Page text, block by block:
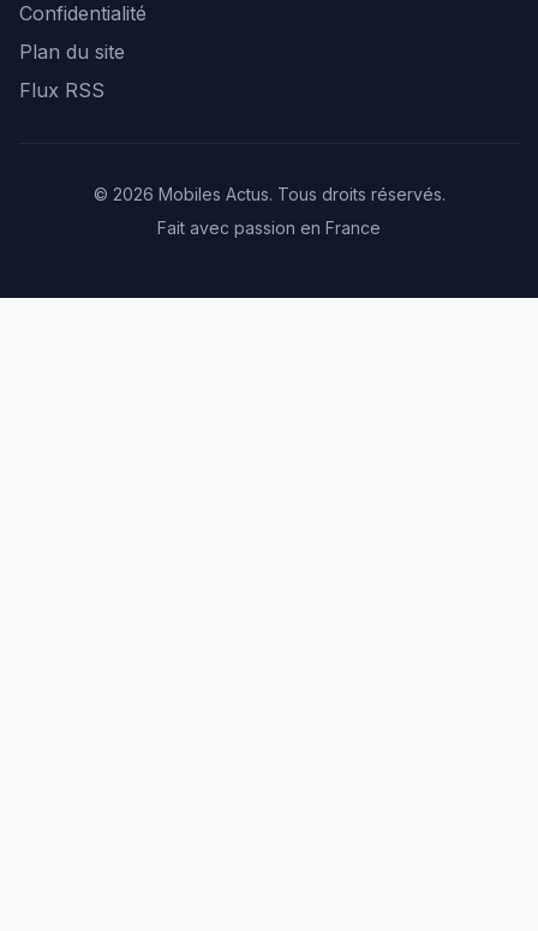
Confidentialité
Plan du site
Flux RSS
© 2026 Mobiles Actus. Tous droits réservés.
Fait avec passion en France